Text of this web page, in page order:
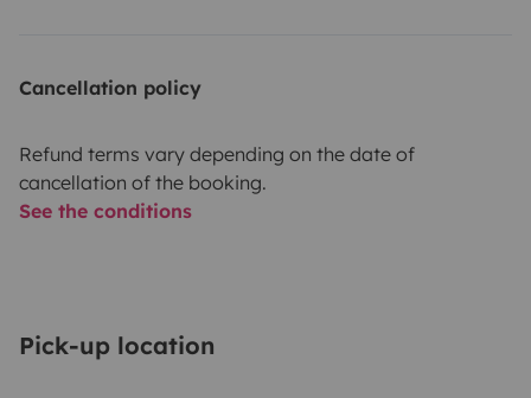
Cancellation policy
Refund terms vary depending on the date of
cancellation of the booking.
See the conditions
Pick-up location